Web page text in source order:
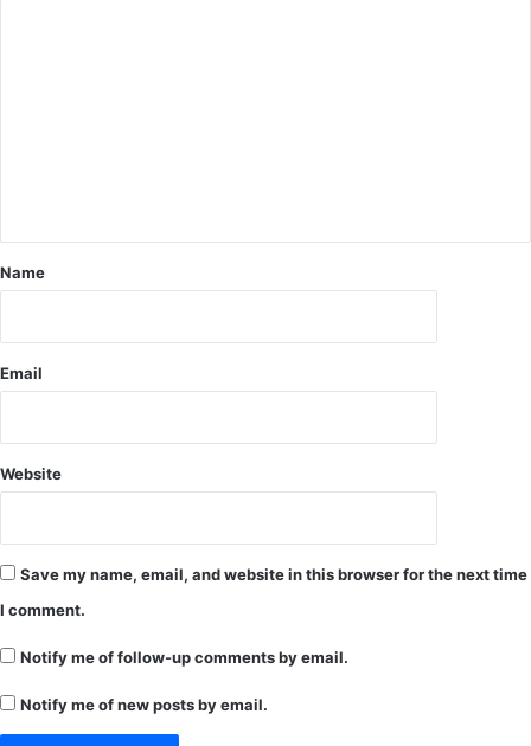
ब
न
,
आ
हीं
न
ड़
ए
ब
Name
Email
Website
Save my name, email, and website in this browser for the next time
I comment.
Notify me of follow-up comments by email.
Notify me of new posts by email.